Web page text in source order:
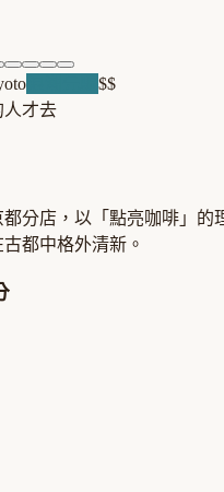
$$
人才去
分店，以「點亮咖啡」的
都中格外清新。